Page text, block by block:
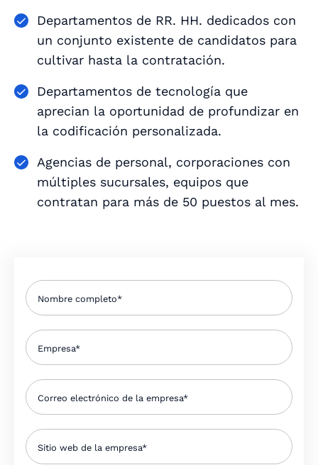
Departamentos de RR. HH. dedicados con
un conjunto existente de candidatos para
cultivar hasta la contratación.
Departamentos de tecnología que
aprecian la oportunidad de profundizar en
la codificación personalizada.
Agencias de personal, corporaciones con
múltiples sucursales, equipos que
contratan para más de 50 puestos al mes.